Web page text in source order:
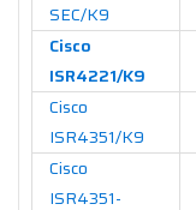
SEC/K9
Cisco
ISR4221/K9
Cisco
ISR4351/K9
Cisco
ISR4351-